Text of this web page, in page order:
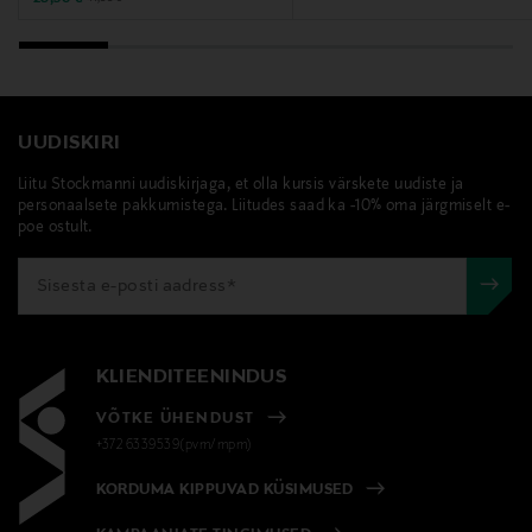
UUDISKIRI
Liitu Stockmanni uudiskirjaga, et olla kursis värskete uudiste ja
personaalsete pakkumistega. Liitudes saad ka -10% oma järgmiselt e-
poe ostult.
KLIENDITEENINDUS
VÕTKE ÜHENDUST
+372 6339539(pvm/mpm)
KORDUMA KIPPUVAD KÜSIMUSED